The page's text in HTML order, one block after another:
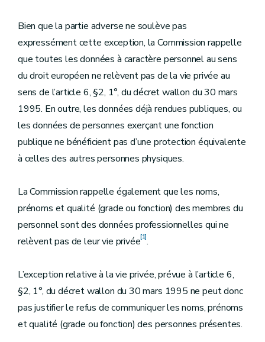
Bien que la partie adverse ne soulève pas
expressément cette exception, la Commission rappelle
que toutes les données à caractère personnel au sens
du droit européen ne relèvent pas de la vie privée au
sens de l’article 6, §2, 1°, du décret wallon du 30 mars
1995. En outre, les données déjà rendues publiques, ou
les données de personnes exerçant une fonction
publique ne bénéficient pas d’une protection équivalente
à celles des autres personnes physiques.
La Commission rappelle également que les noms,
prénoms et qualité (grade ou fonction) des membres du
personnel sont des données professionnelles qui ne
relèvent pas de leur vie privée[1].
L’exception relative à la vie privée, prévue à l’article 6,
§2, 1°, du décret wallon du 30 mars 1995 ne peut donc
pas justifier le refus de communiquer les noms, prénoms
et qualité (grade ou fonction) des personnes présentes.